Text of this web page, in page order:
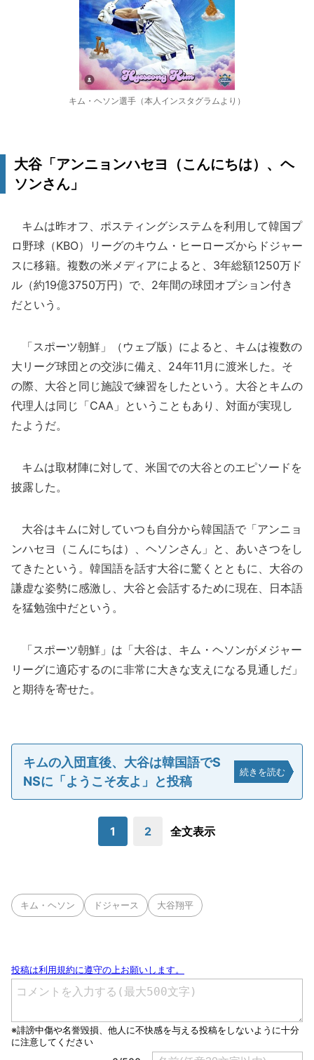
キム・ヘソン選手（本人インスタグラムより）
大谷「アンニョンハセヨ（こんにちは）、ヘ
ソンさん」
キムは昨オフ、ポスティングシステムを利用して韓国プ
ロ野球（KBO）リーグのキウム・ヒーローズからドジャー
スに移籍。複数の米メディアによると、3年総額1250万ド
ル（約19億3750万円）で、2年間の球団オプション付き
だという。
「スポーツ朝鮮」（ウェブ版）によると、キムは複数の
大リーグ球団との交渉に備え、24年11月に渡米した。そ
の際、大谷と同じ施設で練習をしたという。大谷とキムの
代理人は同じ「CAA」ということもあり、対面が実現し
たようだ。
キムは取材陣に対して、米国での大谷とのエピソードを
披露した。
大谷はキムに対していつも自分から韓国語で「アンニョ
ンハセヨ（こんにちは）、ヘソンさん」と、あいさつをし
てきたという。韓国語を話す大谷に驚くとともに、大谷の
謙虚な姿勢に感激し、大谷と会話するために現在、日本語
を猛勉強中だという。
「スポーツ朝鮮」は「大谷は、キム・ヘソンがメジャー
リーグに適応するのに非常に大きな支えになる見通しだ」
と期待を寄せた。
キムの入団直後、大谷は韓国語でS
NSに「ようこそ友よ」と投稿
続きを読む
1 2 全文表示
キム・ヘソン ドジャース 大谷翔平